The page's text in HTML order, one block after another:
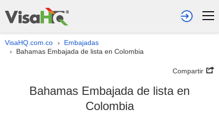
VisaHQ.com.co › Embajadas
› Bahamas Embajada de lista en Colombia
Compartir
Bahamas Embajada de lista en
Colombia